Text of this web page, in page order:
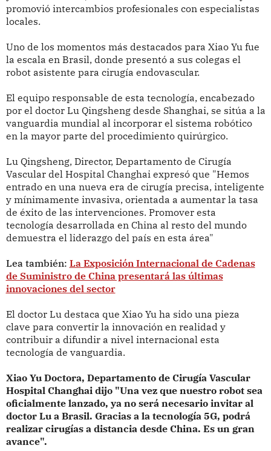
promovió intercambios profesionales con especialistas
locales.
Uno de los momentos más destacados para Xiao Yu fue
la escala en Brasil, donde presentó a sus colegas el
robot asistente para cirugía endovascular.
El equipo responsable de esta tecnología, encabezado
por el doctor Lu Qingsheng desde Shanghai, se sitúa a la
vanguardia mundial al incorporar el sistema robótico
en la mayor parte del procedimiento quirúrgico.
Lu Qingsheng, Director, Departamento de Cirugía
Vascular del Hospital Changhai expresó que "Hemos
entrado en una nueva era de cirugía precisa, inteligente
y mínimamente invasiva, orientada a aumentar la tasa
de éxito de las intervenciones. Promover esta
tecnología desarrollada en China al resto del mundo
demuestra el liderazgo del país en esta área"
Lea también: La Exposición Internacional de Cadenas
de Suministro de China presentará las últimas
innovaciones del sector
El doctor Lu destaca que Xiao Yu ha sido una pieza
clave para convertir la innovación en realidad y
contribuir a difundir a nivel internacional esta
tecnología de vanguardia.
Xiao Yu Doctora, Departamento de Cirugía Vascular
Hospital Changhai dijo "Una vez que nuestro robot sea
oficialmente lanzado, ya no será necesario invitar al
doctor Lu a Brasil. Gracias a la tecnología 5G, podrá
realizar cirugías a distancia desde China. Es un gran
avance".